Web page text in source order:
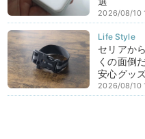
2026/08/10
セリアか
くの面倒
安心グッ
2026/08/10